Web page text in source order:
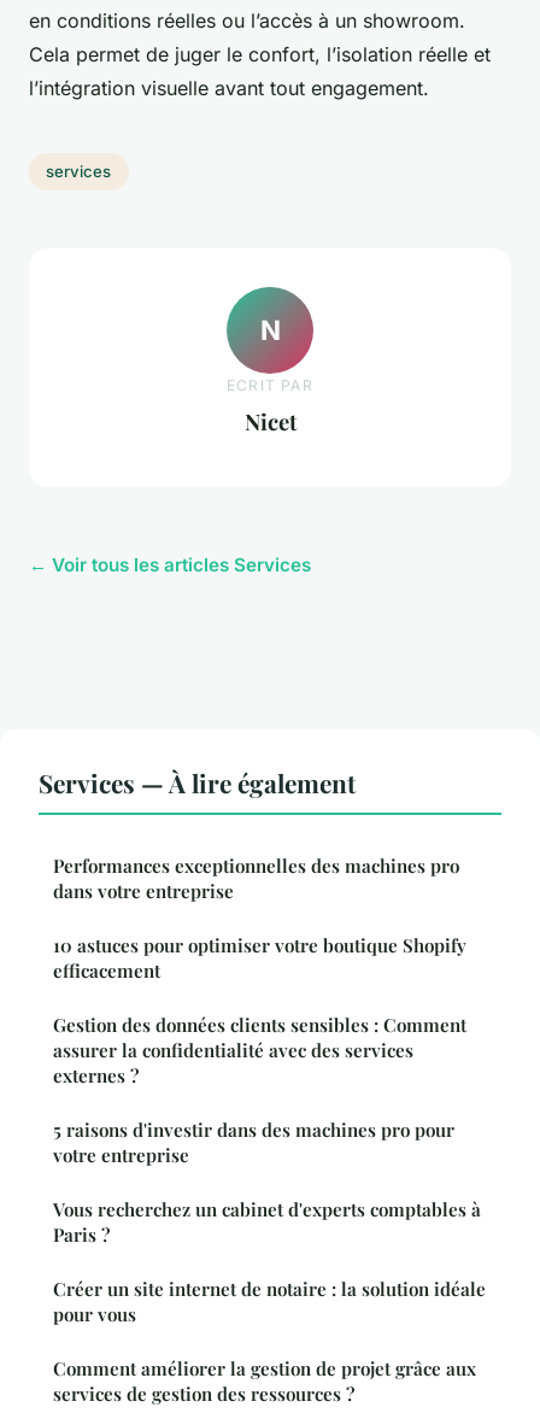
en conditions réelles ou l’accès à un showroom.
Cela permet de juger le confort, l’isolation réelle et
l’intégration visuelle avant tout engagement.
services
N
ECRIT PAR
Nicet
← Voir tous les articles Services
Services — À lire également
Performances exceptionnelles des machines pro
dans votre entreprise
10 astuces pour optimiser votre boutique Shopify
efficacement
Gestion des données clients sensibles : Comment
assurer la confidentialité avec des services
externes ?
5 raisons d'investir dans des machines pro pour
votre entreprise
Vous recherchez un cabinet d'experts comptables à
Paris ?
Créer un site internet de notaire : la solution idéale
pour vous
Comment améliorer la gestion de projet grâce aux
services de gestion des ressources ?